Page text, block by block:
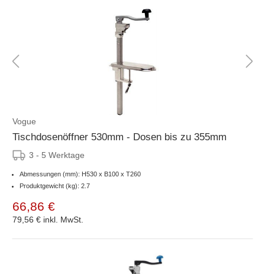
Vogue
Tischdosenöffner 530mm - Dosen bis zu 355mm
3 - 5 Werktage
Abmessungen (mm): H530 x B100 x T260
Produktgewicht (kg): 2.7
66,86 €
79,56 € inkl. MwSt.